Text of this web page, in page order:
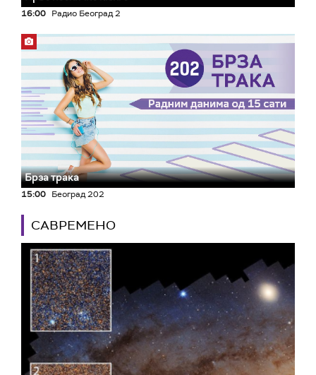
16:00 Радио Београд 2
Брза трака
15:00 Београд 202
САВРЕМЕНО